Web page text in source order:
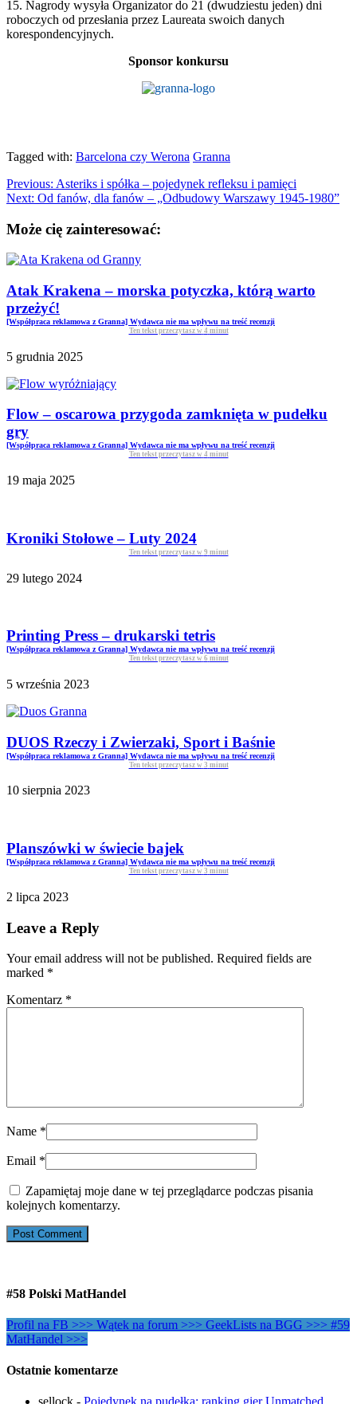
15. Nagrody wysyła Organizator do 21 (dwudziestu jeden) dni
roboczych od przesłania przez Laureata swoich danych
korespondencyjnych.
Sponsor konkursu
Tagged with: Barcelona czy Werona Granna
Previous: Asteriks i spółka – pojedynek refleksu i pamięci
Next: Od fanów, dla fanów – „Odbudowy Warszawy 1945-1980”
Może cię zainteresować:
Atak Krakena – morska potyczka, którą warto
przeżyć!
[Współpraca reklamowa z Granna] Wydawca nie ma wpływu na treść recenzji
Ten tekst przeczytasz w 4 minut
5 grudnia 2025
Flow – oscarowa przygoda zamknięta w pudełku
gry
[Współpraca reklamowa z Granna] Wydawca nie ma wpływu na treść recenzji
Ten tekst przeczytasz w 4 minut
19 maja 2025
Kroniki Stołowe – Luty 2024
Ten tekst przeczytasz w 9 minut
29 lutego 2024
Printing Press – drukarski tetris
[Współpraca reklamowa z Granna] Wydawca nie ma wpływu na treść recenzji
Ten tekst przeczytasz w 6 minut
5 września 2023
DUOS Rzeczy i Zwierzaki, Sport i Baśnie
[Współpraca reklamowa z Granna] Wydawca nie ma wpływu na treść recenzji
Ten tekst przeczytasz w 3 minut
10 sierpnia 2023
Planszówki w świecie bajek
[Współpraca reklamowa z Granna] Wydawca nie ma wpływu na treść recenzji
Ten tekst przeczytasz w 3 minut
2 lipca 2023
Leave a Reply
Your email address will not be published. Required fields are
marked *
Komentarz *
Name *
Email *
Zapamiętaj moje dane w tej przeglądarce podczas pisania
kolejnych komentarzy.
#58 Polski MatHandel
Profil na FB >>> Wątek na forum >>> GeekLists na BGG >>> #59
MatHandel >>>
Ostatnie komentarze